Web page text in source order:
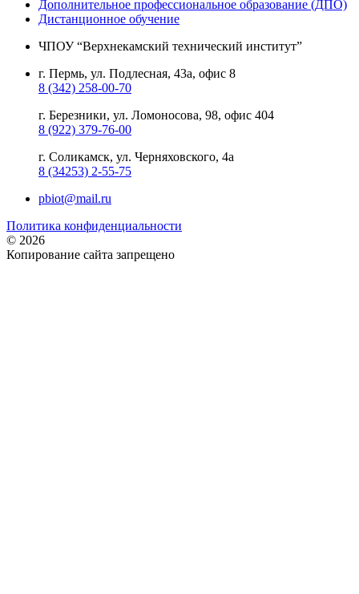
Дополнительное профессиональное образование (ДПО)
Дистанционное обучение
ЧПОУ “Верхнекамский технический институт”
г. Пермь, ул. Подлесная, 43а, офис 8
8 (342) 258-00-70
г. Березники, ул. Ломоносова, 98, офис 404
8 (922) 379-76-00
г. Соликамск, ул. Черняховского, 4а
8 (34253) 2-55-75
pbiot@mail.ru
Политика конфиденциальности
© 2026
Копирование сайта запрещено